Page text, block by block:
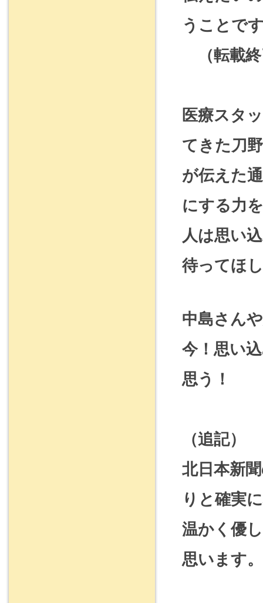
うことで
（転載終
医療スタ
てきた刀
が伝えた
にする力
人は思い
待ってほ
中島さん
今！思い
思う！
（追記）
北日本新
りと確実
温かく優
思います。